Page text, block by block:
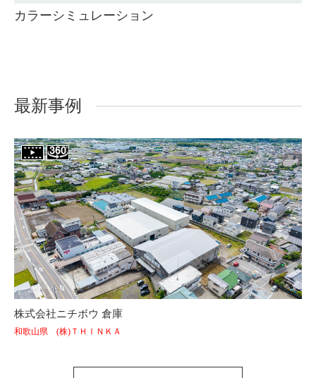
カラーシミュレーション
最新事例
株式会社ニチボウ 倉庫
和歌山県 (株)ＴＨＩＮＫＡ